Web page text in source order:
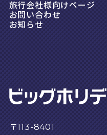
旅行会社様向けページ
お問い合わせ
お知らせ
〒113-8401